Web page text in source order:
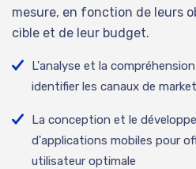
mesure, en fonction de leurs
cible et de leur budget.
L'analyse et la
identifier les canaux de
La conception et le
d'applications mobiles pour
utilisateur optimale